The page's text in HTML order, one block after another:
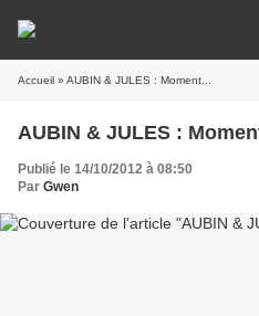
Accueil » AUBIN & JULES : Moment...
AUBIN & JULES :
Publié le 14/10/2012 à 08:50
Par Gwen